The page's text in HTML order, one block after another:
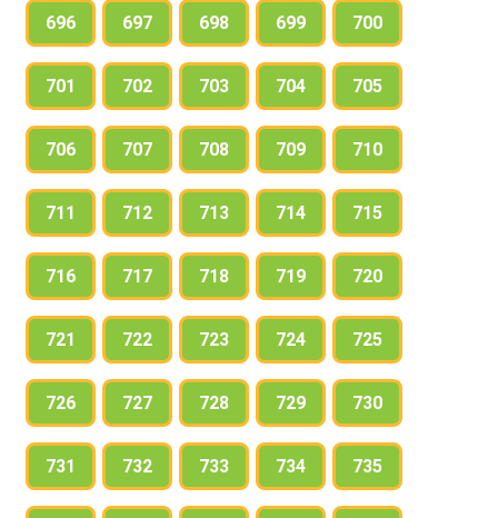
696 697 698 699 700
701 702 703 704 705
706 707 708 709 710
711 712 713 714 715
716 717 718 719 720
721 722 723 724 725
726 727 728 729 730
731 732 733 734 735